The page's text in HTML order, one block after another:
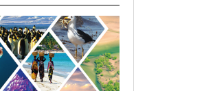
गुप्त सूचनाको आधारमा
रायगञ्जबाट पक्राउ गरियो। पुलिस सूत्र अनुसार पछिल्लो ..